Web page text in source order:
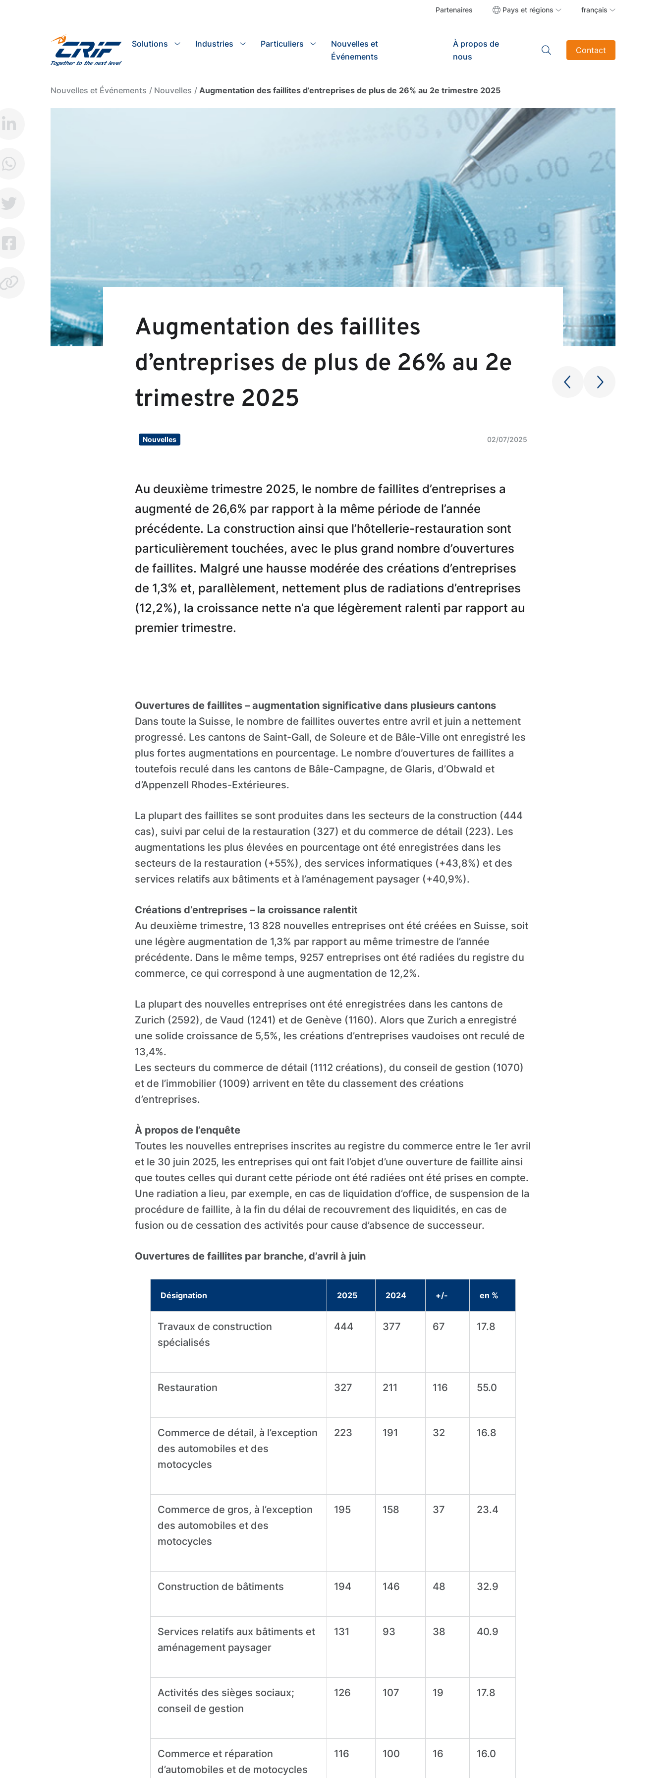
Partenaires Pays et régions français
Solutions Industries Particuliers
Nouvelles et
Événements
À propos de
nous
Search Contact
Nouvelles et Événements Nouvelles Augmentation des faillites d’entreprises de plus de 26% au 2e trimestre 2025
Augmentation des faillites
d’entreprises de plus de 26% au 2e
trimestre 2025
Nouvelles 02/07/2025
Au deuxième trimestre 2025, le nombre de faillites d’entreprises a
augmenté de 26,6% par rapport à la même période de l’année
précédente. La construction ainsi que l’hôtellerie-restauration sont
particulièrement touchées, avec le plus grand nombre d’ouvertures
de faillites. Malgré une hausse modérée des créations d’entreprises
de 1,3% et, parallèlement, nettement plus de radiations d’entreprises
(12,2%), la croissance nette n’a que légèrement ralenti par rapport au
premier trimestre.
Ouvertures de faillites – augmentation significative dans plusieurs cantons
Dans toute la Suisse, le nombre de faillites ouvertes entre avril et juin a nettement
progressé. Les cantons de Saint-Gall, de Soleure et de Bâle-Ville ont enregistré les
plus fortes augmentations en pourcentage. Le nombre d’ouvertures de faillites a
toutefois reculé dans les cantons de Bâle-Campagne, de Glaris, d’Obwald et
d’Appenzell Rhodes-Extérieures.
La plupart des faillites se sont produites dans les secteurs de la construction (444
cas), suivi par celui de la restauration (327) et du commerce de détail (223). Les
augmentations les plus élevées en pourcentage ont été enregistrées dans les
secteurs de la restauration (+55%), des services informatiques (+43,8%) et des
services relatifs aux bâtiments et à l’aménagement paysager (+40,9%).
Créations d’entreprises – la croissance ralentit
Au deuxième trimestre, 13 828 nouvelles entreprises ont été créées en Suisse, soit
une légère augmentation de 1,3% par rapport au même trimestre de l’année
précédente. Dans le même temps, 9257 entreprises ont été radiées du registre du
commerce, ce qui correspond à une augmentation de 12,2%.
La plupart des nouvelles entreprises ont été enregistrées dans les cantons de
Zurich (2592), de Vaud (1241) et de Genève (1160). Alors que Zurich a enregistré
une solide croissance de 5,5%, les créations d’entreprises vaudoises ont reculé de
13,4%.
Les secteurs du commerce de détail (1112 créations), du conseil de gestion (1070)
et de l’immobilier (1009) arrivent en tête du classement des créations
d’entreprises.
À propos de l’enquête
Toutes les nouvelles entreprises inscrites au registre du commerce entre le 1er avril
et le 30 juin 2025, les entreprises qui ont fait l’objet d’une ouverture de faillite ainsi
que toutes celles qui durant cette période ont été radiées ont été prises en compte.
Une radiation a lieu, par exemple, en cas de liquidation d’office, de suspension de la
procédure de faillite, à la fin du délai de recouvrement des liquidités, en cas de
fusion ou de cessation des activités pour cause d’absence de successeur.
Ouvertures de faillites par branche, d’avril à juin
Désignation 2025 2024 +/- en %
Travaux de construction
spécialisés
444 377 67 17.8
Restauration 327 211 116 55.0
Commerce de détail, à l’exception
des automobiles et des
motocycles
223 191 32 16.8
Commerce de gros, à l’exception
des automobiles et des
motocycles
195 158 37 23.4
Construction de bâtiments 194 146 48 32.9
Services relatifs aux bâtiments et
aménagement paysager
131 93 38 40.9
Activités des sièges sociaux;
conseil de gestion
126 107 19 17.8
Commerce et réparation
d’automobiles et de motocycles
116 100 16 16.0